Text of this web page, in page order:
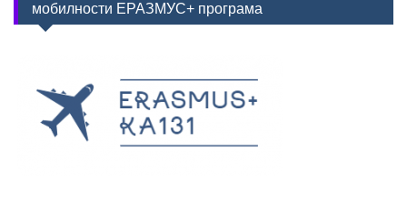
мобилности ЕРАЗМУС+ програма